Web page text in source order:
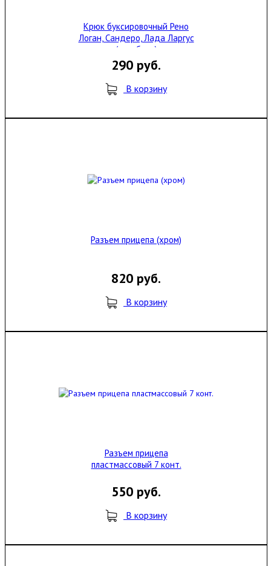
Крюк буксировочный Рено
Логан, Сандеро, Лада Ларгус
(рым болт)
290 руб.
В корзину
Разъем прицепа (хром)
820 руб.
В корзину
Разъем прицепа
пластмассовый 7 конт.
550 руб.
В корзину